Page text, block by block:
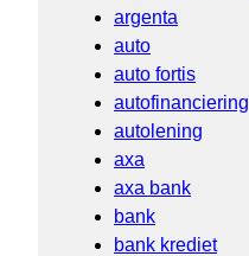
argenta
auto
auto fortis
autofinanciering
autolening
axa
axa bank
bank
bank krediet